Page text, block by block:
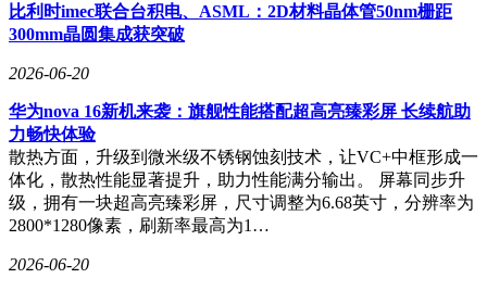
比利时imec联合台积电、ASML：2D材料晶体管50nm栅距
300mm晶圆集成获突破
2026-06-20
华为nova 16新机来袭：旗舰性能搭配超高亮臻彩屏 长续航助
力畅快体验
散热方面，升级到微米级不锈钢蚀刻技术，让VC+中框形成一
体化，散热性能显著提升，助力性能满分输出。 屏幕同步升
级，拥有一块超高亮臻彩屏，尺寸调整为6.68英寸，分辨率为
2800*1280像素，刷新率最高为1…
2026-06-20